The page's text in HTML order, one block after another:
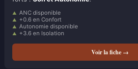
ANC disponible
+0.6 en Confort
Autonomie disponible
+3.6 en Isolation
Voir la fiche →